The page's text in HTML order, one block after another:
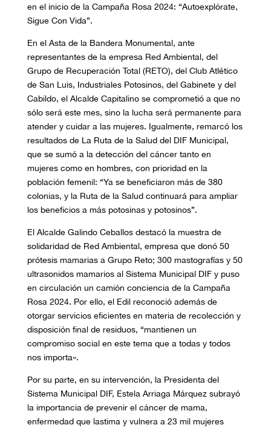
en el inicio de la Campaña Rosa 2024: “Autoexplórate,
Sigue Con Vida”.
En el Asta de la Bandera Monumental, ante
representantes de la empresa Red Ambiental, del
Grupo de Recuperación Total (RETO), del Club Atlético
de San Luis, Industriales Potosinos, del Gabinete y del
Cabildo, el Alcalde Capitalino se comprometió a que no
sólo será este mes, sino la lucha será permanente para
atender y cuidar a las mujeres. Igualmente, remarcó los
resultados de La Ruta de la Salud del DIF Municipal,
que se sumó a la detección del cáncer tanto en
mujeres como en hombres, con prioridad en la
población femenil: “Ya se beneficiaron más de 380
colonias, y la Ruta de la Salud continuará para ampliar
los beneficios a más potosinas y potosinos”.
El Alcalde Galindo Ceballos destacó la muestra de
solidaridad de Red Ambiental, empresa que donó 50
prótesis mamarias a Grupo Reto; 300 mastografías y 50
ultrasonidos mamarios al Sistema Municipal DIF y puso
en circulación un camión conciencia de la Campaña
Rosa 2024. Por ello, el Edil reconoció además de
otorgar servicios eficientes en materia de recolección y
disposición final de residuos, “mantienen un
compromiso social en este tema que a todas y todos
nos importa».
Por su parte, en su intervención, la Presidenta del
Sistema Municipal DIF, Estela Arriaga Márquez subrayó
la importancia de prevenir el cáncer de mama,
enfermedad que lastima y vulnera a 23 mil mujeres